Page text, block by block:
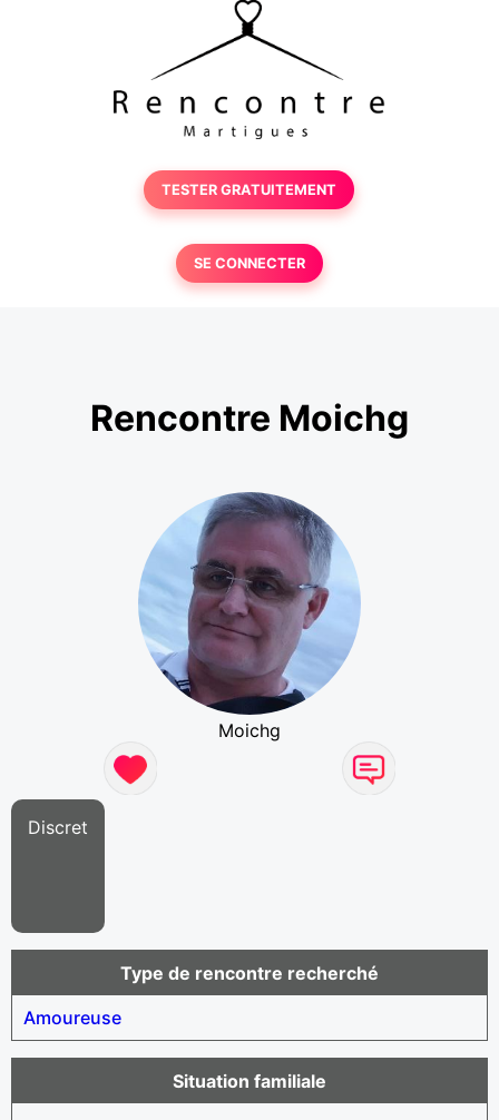
TESTER GRATUITEMENT
SE CONNECTER
Rencontre Moichg
Moichg
Discret
Type de rencontre recherché
Amoureuse
Situation familiale